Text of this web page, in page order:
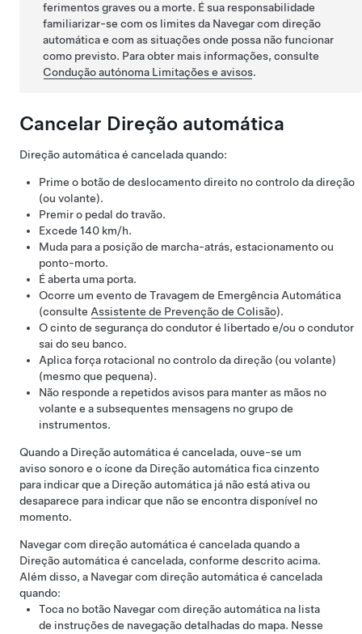
ferimentos graves ou a morte. É sua responsabilidade
familiarizar-se com os limites da Navegar com direção
automáticae com as situações onde possa não funcionar
como previsto. Para obter mais informações, consulte
Condução autónoma Limitações e avisos.
Cancelar Direção automática
Direção automáticaé cancelada quando:
Prime o botão de deslocamento direito nocontrolo da direção
(ou volante).
Premir o pedal do travão.
Excede 140 km/h.
Muda para a posição de marcha-atrás, estacionamento ou
ponto-morto.
É aberta uma porta.
Ocorre um evento de Travagem de Emergência Automática
(consulte Assistente de Prevenção de Colisão).
O cinto de segurança do condutor é libertado e/ou o condutor
sai do seu banco.
Aplica força rotacional nocontrolo da direção (ou volante)
(mesmo que pequena).
Não responde a repetidos avisos para manter as mãos no
volante e a subsequentes mensagens nogrupo de
instrumentos.
Quando a Direção automáticaé cancelada, ouve-se um
aviso sonoro e o ícone da Direção automáticafica cinzento
para indicar que a Direção automática já não está ativa ou
desaparece para indicar que não se encontra disponível no
momento.
Navegar com direção automáticaé cancelada quando a
Direção automáticaé cancelada, conforme descrito acima.
Além disso, a Navegar com direção automáticaé cancelada
quando:
Toca no botão Navegar com direção automática na lista
de instruções de navegação detalhadas do mapa. Nesse